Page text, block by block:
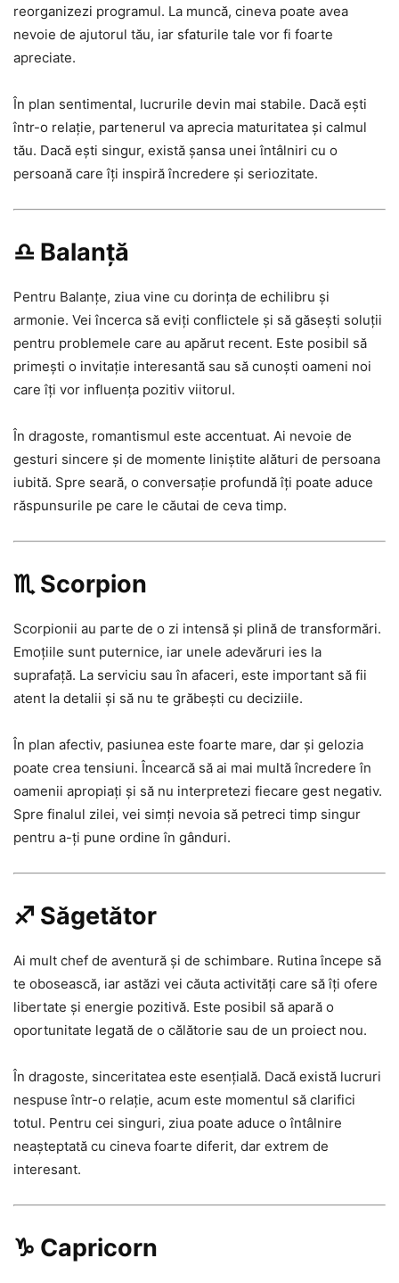
reorganizezi programul. La muncă, cineva poate avea
nevoie de ajutorul tău, iar sfaturile tale vor fi foarte
apreciate.
În plan sentimental, lucrurile devin mai stabile. Dacă ești
într-o relație, partenerul va aprecia maturitatea și calmul
tău. Dacă ești singur, există șansa unei întâlniri cu o
persoană care îți inspiră încredere și seriozitate.
♎ Balanță
Pentru Balanțe, ziua vine cu dorința de echilibru și
armonie. Vei încerca să eviți conflictele și să găsești soluții
pentru problemele care au apărut recent. Este posibil să
primești o invitație interesantă sau să cunoști oameni noi
care îți vor influența pozitiv viitorul.
În dragoste, romantismul este accentuat. Ai nevoie de
gesturi sincere și de momente liniștite alături de persoana
iubită. Spre seară, o conversație profundă îți poate aduce
răspunsurile pe care le căutai de ceva timp.
♏ Scorpion
Scorpionii au parte de o zi intensă și plină de transformări.
Emoțiile sunt puternice, iar unele adevăruri ies la
suprafață. La serviciu sau în afaceri, este important să fii
atent la detalii și să nu te grăbești cu deciziile.
În plan afectiv, pasiunea este foarte mare, dar și gelozia
poate crea tensiuni. Încearcă să ai mai multă încredere în
oamenii apropiați și să nu interpretezi fiecare gest negativ.
Spre finalul zilei, vei simți nevoia să petreci timp singur
pentru a-ți pune ordine în gânduri.
♐ Săgetător
Ai mult chef de aventură și de schimbare. Rutina începe să
te obosească, iar astăzi vei căuta activități care să îți ofere
libertate și energie pozitivă. Este posibil să apară o
oportunitate legată de o călătorie sau de un proiect nou.
În dragoste, sinceritatea este esențială. Dacă există lucruri
nespuse într-o relație, acum este momentul să clarifici
totul. Pentru cei singuri, ziua poate aduce o întâlnire
neașteptată cu cineva foarte diferit, dar extrem de
interesant.
♑ Capricorn